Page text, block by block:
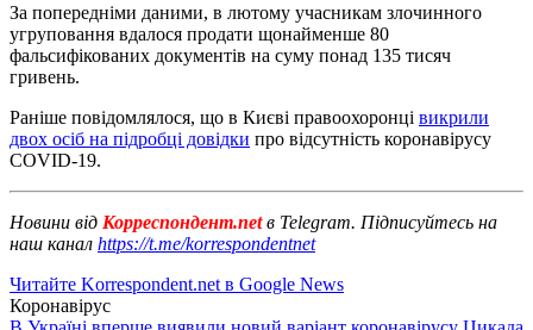
За попередніми даними, в лютому учасникам злочинного
угруповання вдалося продати щонайменше 80
фальсифікованих документів на суму понад 135 тисяч
гривень.
Раніше повідомлялося, що в Києві правоохоронці викрили
двох осіб на підробці довідки про відсутність коронавірусу
COVID-19.
Новини від Корреспондент.netв Telegram. Підписуйтесь на
наш канал https://t.me/korrespondentnet
Читайте Korrespondent.net в Google News
Коронавірус